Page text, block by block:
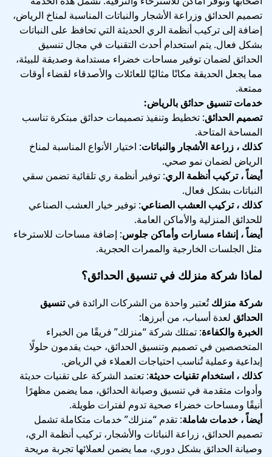
تصميم الحدائق وزراعة الأشجار والنباتات المناسبة لمناخ الرياض،
إضافة إلى تركيب أنظمة الري الحديثة التي تحافظ على النباتات
بشكل فعال. يتم استخدام أحدث التقنيات في مجال تنسيق
الحدائق لضمان توفير مساحات خضراء مستدامة وصديقة للبيئة،
مما يجعل الحديقة مكانًا مثاليًا للعائلات والأصدقاء لقضاء أوقات
ممتعة.
خدمات تنسيق حدائق بالرياض:
تصميم الحدائق: تخطيط وتنفيذ تصميمات حدائق مبتكرة تناسب
المساحة المتاحة.
كذلك ، زراعة الأشجار والنباتات: اختيار الأنواع المناسبة لمناخ
الرياض لضمان نمو صحي.
أيضاً ، تركيب أنظمة الري: توفير أنظمة ري تلقائية تضمن سقي
النباتات بشكل فعال.
كذلك ، تركيب العشب الصناعي: توفير خيار العشب الصناعي
للحدائق المنزلية والأماكن العامة.
أيضاً ، إنشاء مسارات وأماكن جلوس: إضافة مساحات للاسترخاء
مثل الجلسات الخارجية والممرات الحجرية.
لماذا شركة منزلك في تنسيق الحدائق؟
شركة منزلكتُعتبر واحدة من الشركات الرائدة فيتنسيق
الحدائق لعدة أسباب، من أبرزها:
الخبرة والكفاءة: تمتلك شركة “منزلك” فريقًا من الخبراء
المتخصصين في تصميم وتنسيق الحدائق، حيث يقدمون حلولًا
إبداعية وعملية تُناسب احتياجات العملاء في الرياض.
كذلك ، استخدام تقنيات حديثة: تعتمد الشركة على تقنيات حديثة
وأدوات متقدمة في تنسيق وصيانة الحدائق، مما يضمن مظهرًا
أنيقًا ومساحات خضراء صحية تدوم لفترات طويلة.
أيضاً ، خدمات شاملة: تقدم “منزلك” خدمات متكاملة تشمل
تصميم الحدائق، زراعة النباتات والأشجار، تركيب أنظمة الري،
وصيانة الحدائق بشكل دوري، مما يضمن لعملائها تجربة مريحة